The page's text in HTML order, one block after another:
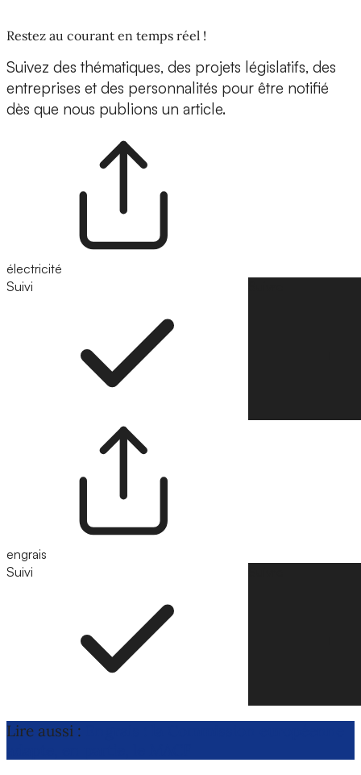
Restez au courant en temps réel !
Suivez des thématiques, des projets législatifs, des
entreprises et des personnalités pour être notifié
dès que nous publions un article.
électricité
Suivi
engrais
Suivi
Lire aussi :